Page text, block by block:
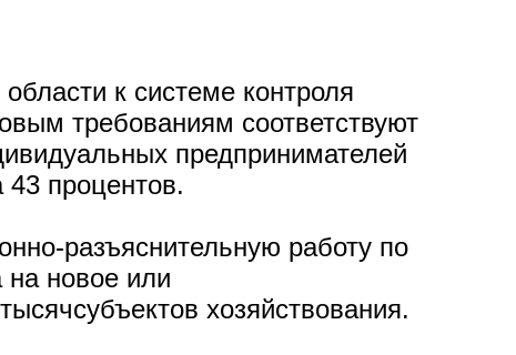
к системе контроля
требованиям соответствуют
предпринимателей
43 процентов.
разъяснительную работу по
на новое или
хозяйствования.